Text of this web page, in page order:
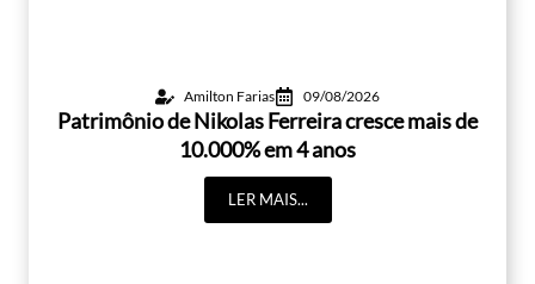
Amilton Farias 09/08/2026
Patrimônio de Nikolas Ferreira cresce mais de
10.000% em 4 anos
LER MAIS...